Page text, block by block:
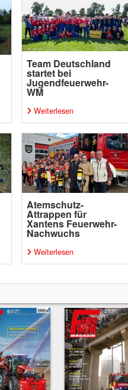
Team Deutschland
startet bei
Jugendfeuerwehr-
WM
Weiterlesen
Atemschutz-
Attrappen für
Xantens Feuerwehr-
Nachwuchs
Weiterlesen